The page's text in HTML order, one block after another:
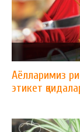
Аёлларимиз
этикет